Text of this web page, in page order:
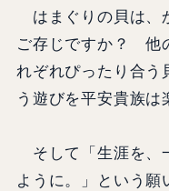
はまぐりの貝は、
ご存じですか？ 他
れぞれぴったり合う
う遊びを平安貴族は
そして「生涯を、
ように。」という願